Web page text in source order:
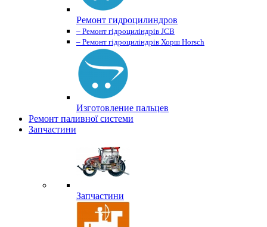
Ремонт гидроцилиндров
– Ремонт гідроциліндрів JCB
– Ремонт гідроциліндрів Хорш Horsch
Изготовление пальцев
Ремонт паливної системи
Запчастини
Запчастини